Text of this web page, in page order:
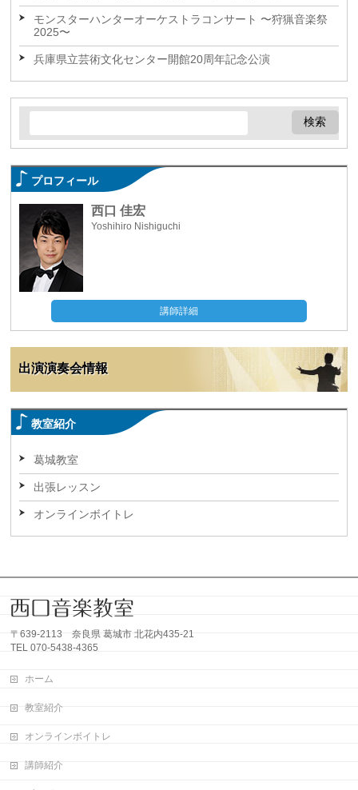
モンスターハンターオーケストラコンサート 〜狩猟音楽祭
2025〜
兵庫県立芸術文化センター開館20周年記念公演
プロフィール
西口 佳宏
Yoshihiro Nishiguchi
講師詳細
出演演奏会情報
教室紹介
葛城教室
出張レッスン
オンラインボイトレ
〒639-2113 奈良県 葛城市 北花内435-21
TEL 070-5438-4365
ホーム
教室紹介
オンラインボイトレ
講師紹介